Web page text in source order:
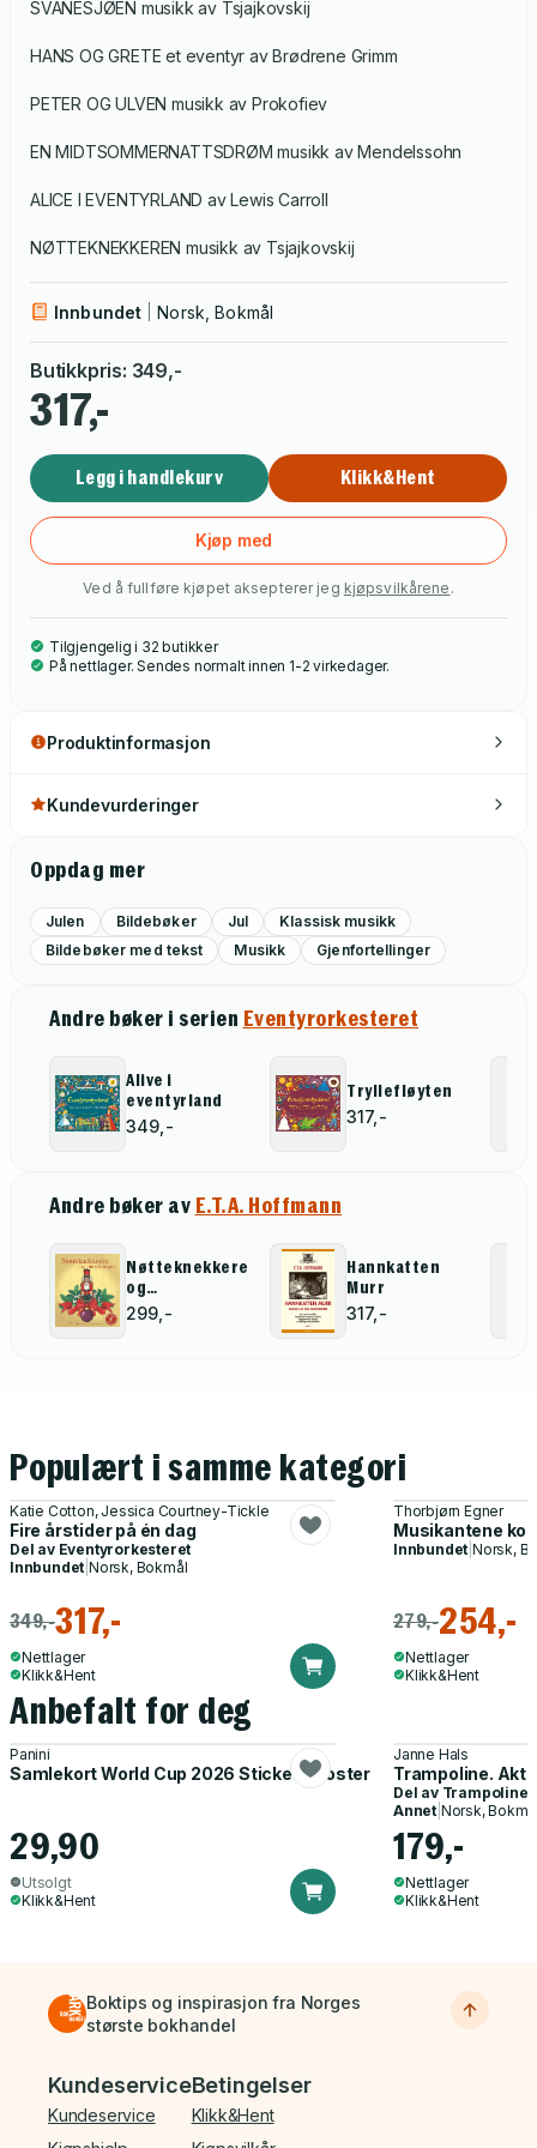
SVANESJØEN musikk av Tsjajkovskij
HANS OG GRETE et eventyr av Brødrene Grimm
PETER OG ULVEN musikk av Prokofiev
EN MIDTSOMMERNATTSDRØM musikk av Mendelssohn
ALICE I EVENTYRLAND av Lewis Carroll
NØTTEKNEKKEREN musikk av Tsjajkovskij
Innbundet Norsk, Bokmål
Butikkpris: 349,-
317,-
Legg i handlekurv Klikk&Hent
Kjøp med
Ved å fullføre kjøpet aksepterer jeg kjøpsvilkårene .
Tilgjengelig i 32 butikker
På nettlager. Sendes normalt innen 1-2 virkedager.
Produktinformasjon
Kundevurderinger
Oppdag mer
Julen Bildebøker Jul
Klassisk musikk
Bildebøker med tekst
Musikk Gjenfortellinger
Andre bøker i serien Eventyrorkesteret
Alive i
eventyrland
349,-
Tryllefløyten
317,-
Andre bøker av E.T.A. Hoffmann
Nøtteknekkeren
og
musekongen
299,-
Hannkatten
Murr
317,-
Populært i samme kategori
Katie Cotton, Jessica Courtney-Tickle
Fire årstider på én dag
Del av Eventyrorkesteret
Innbundet |Norsk, Bokmål
349,-317,-
Nettlager
Klikk&Hent
Thorbjørn Egner
Musikantene
Innbundet Norsk,
279,-254,-
Nettlager
Klikk&Hent
Anbefalt for deg
Panini
Samlekort World Cup 2026 Sticker Booster
29,90
Utsolgt
Klikk&Hent
Janne Hals
Trampoline.
Del av Trampoline
Annet| Norsk,
179,-
Nettlager
Klikk&Hent
Boktips og inspirasjon fra Norges
største bokhandel
Bunnmeny
Kundeservice
Kundeservice
Betingelser
Klikk&Hent